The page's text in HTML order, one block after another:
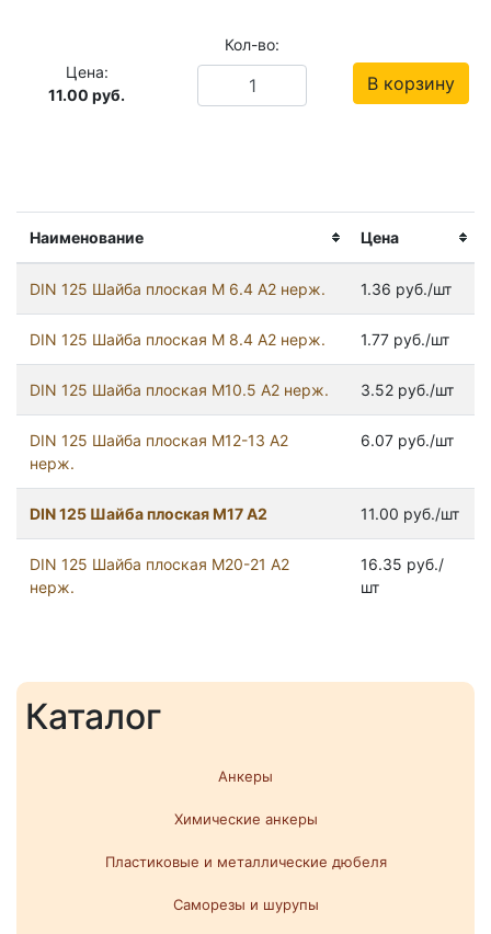
Каталог
Анкеры
Химические анкеры
Пластиковые и металлические дюбеля
Саморезы и шурупы
Наименование Цена
DIN 125 Шайба плоская М 6.4 А2 нерж. 1.36 руб./шт
DIN 125 Шайба плоская М 8.4 А2 нерж. 1.77 руб./шт
DIN 125 Шайба плоская М10.5 А2 нерж. 3.52 руб./шт
DIN 125 Шайба плоская М12-13 А2
нерж.
6.07 руб./шт
DIN 125 Шайба плоская М17 А2 11.00 руб./шт
DIN 125 Шайба плоская М20-21 А2
нерж.
16.35 руб./
шт
Цена:
11.00 руб.
Кол-во:
В корзину